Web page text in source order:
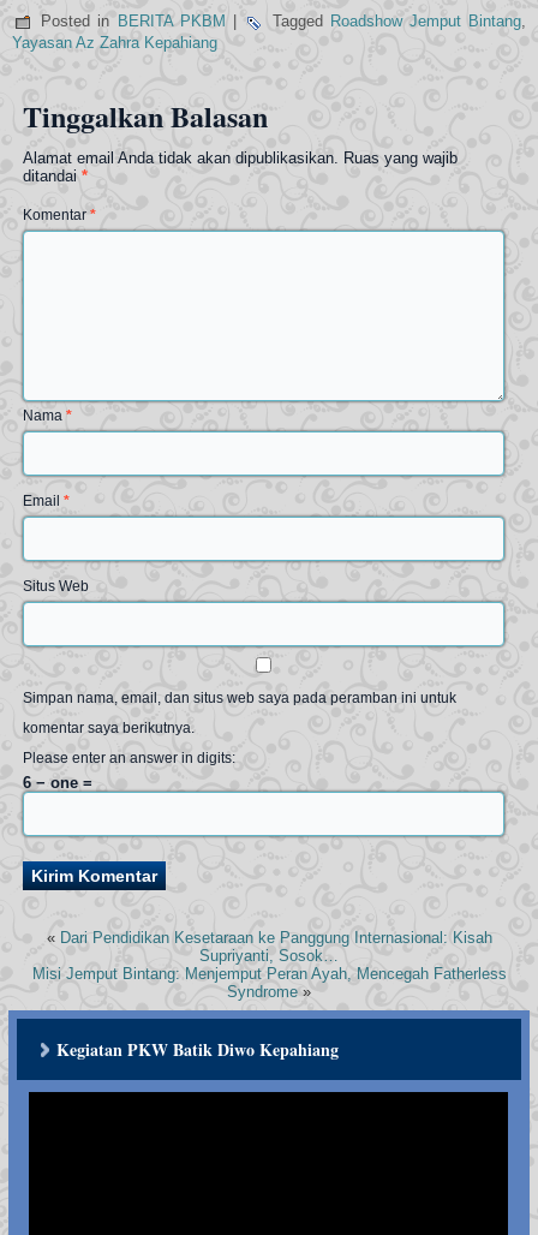
Posted in BERITA PKBM Tagged Roadshow Jemput Bintang,
Yayasan Az Zahra Kepahiang
Tinggalkan Balasan
Alamat email Anda tidak akan dipublikasikan. Ruas yang wajib
ditandai*
Komentar*
Nama*
Email*
Situs Web
Simpan nama, email, dan situs web saya pada peramban ini untuk
komentar saya berikutnya.
Please enter an answer in digits:
6 − one =
« Dari Pendidikan Kesetaraan ke Panggung Internasional: Kisah
Supriyanti, Sosok…
Misi Jemput Bintang: Menjemput Peran Ayah, Mencegah Fatherless
Syndrome »
Kegiatan PKW Batik Diwo Kepahiang